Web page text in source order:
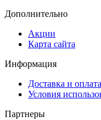
Дополнительно
Акции
Карта сайта
Информация
Доставка и оплата
Условия
Партнеры